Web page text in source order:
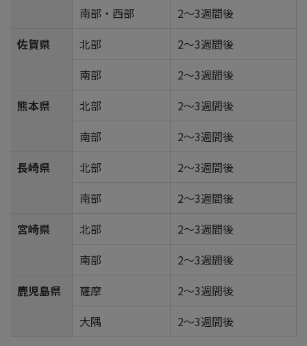
南部・西部
2～3週間後
佐賀県
北部
2～3週間後
南部
2～3週間後
熊本県
北部
2～3週間後
南部
2～3週間後
長崎県
北部
2～3週間後
南部
2～3週間後
宮崎県
北部
2～3週間後
南部
2～3週間後
鹿児島県
薩摩
2～3週間後
大隅
2～3週間後